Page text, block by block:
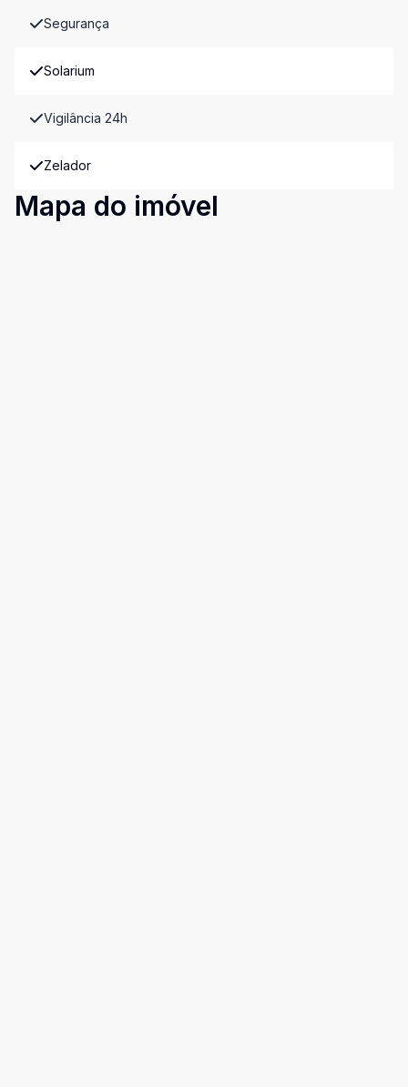
Segurança
Solarium
Vigilância 24h
Zelador
Mapa do imóvel